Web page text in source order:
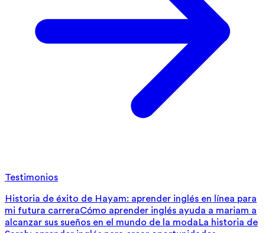
Testimonios
Historia de éxito de Hayam: aprender inglés en línea para
mi futura carreraCómo aprender inglés ayuda a mariam a
alcanzar sus sueños en el mundo de la modaLa historia de